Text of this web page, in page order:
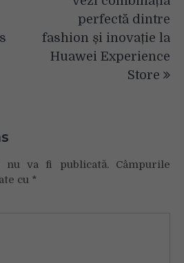
perfectă dintre
fashion și inovație la
Huawei Experience
Store
nu va fi publicată.Câmpurile
cu *